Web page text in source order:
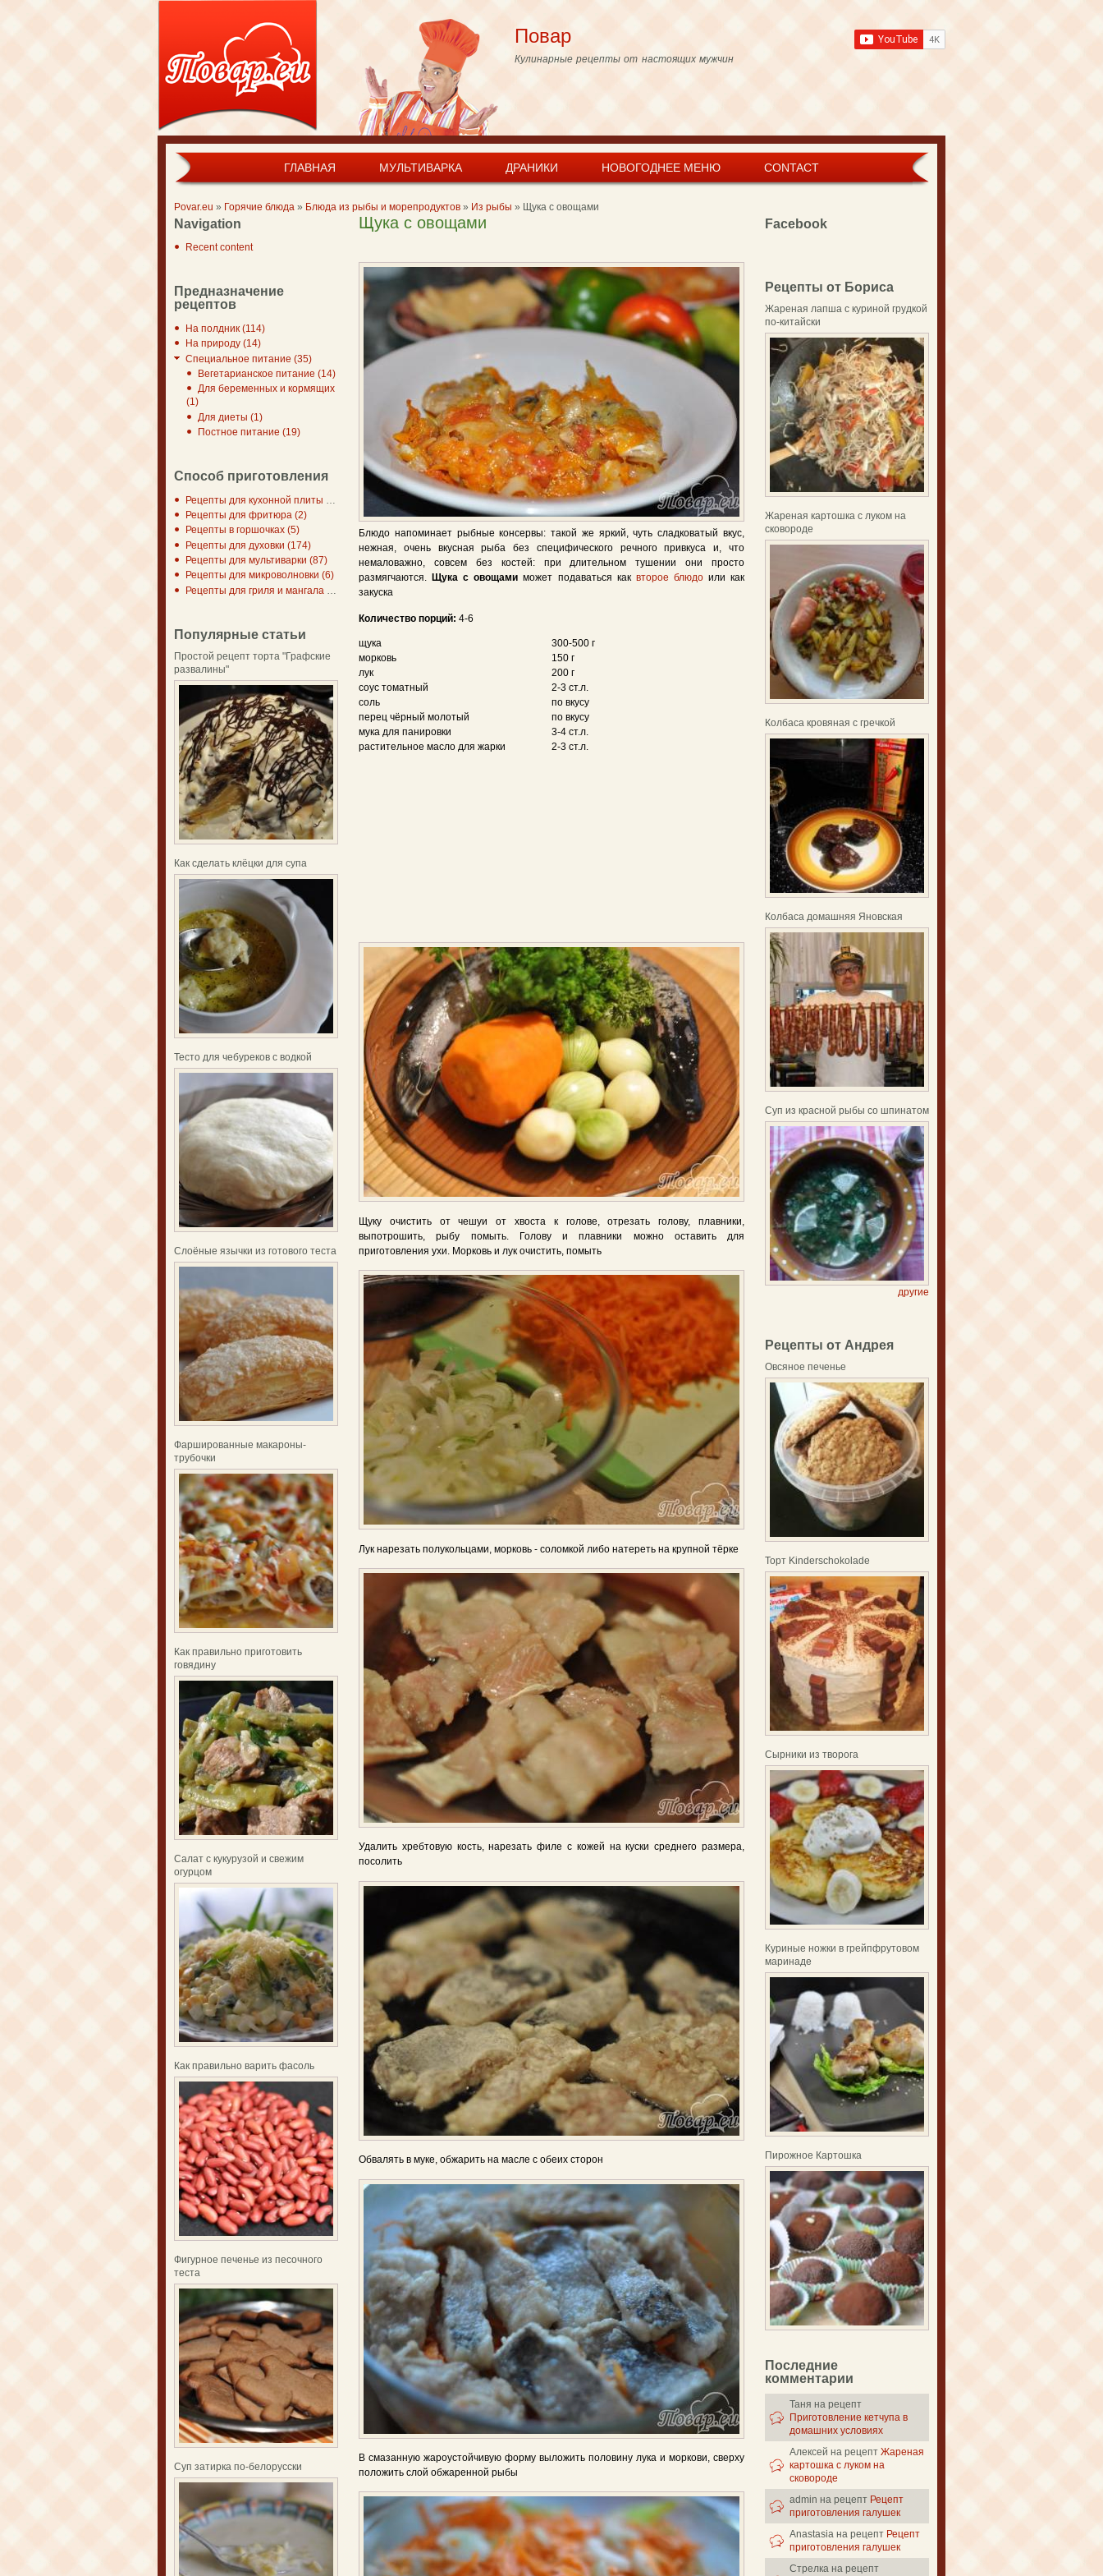
content
Повар
Кулинарные рецепты от настоящих мужчин
Main menu
ГЛАВНАЯ МУЛЬТИВАРКА ДРАНИКИ НОВОГОДНЕЕ МЕНЮ CONTACT
You are here
Povar.eu » Горячие блюда » Блюда из рыбы и морепродуктов » Из рыбы » Щука с овощами
Щука с овощами
Блюдо напоминает рыбные консервы: такой же яркий, чуть сладковатый вкус,
нежная, очень вкусная рыба без специфического речного привкуса и, что
немаловажно, совсем без костей: при длительном тушении они просто
размягчаются. Щука с овощами может подаваться как второе блюдоили как
закуска
Количество порций: 4-6
щука
300-500 г
морковь
150 г
лук
200 г
соус томатный
2-3 ст.л.
соль
по вкусу
перец чёрный молотый
по вкусу
мука для панировки
3-4 ст.л.
растительное масло для жарки
2-3 ст.л.
Щуку очистить от чешуи от хвоста к голове, отрезать голову, плавники,
выпотрошить, рыбу помыть. Голову и плавники можно оставить для
приготовления ухи. Морковь и лук очистить, помыть
Лук нарезать полукольцами, морковь - соломкой либо натереть на крупной тёрке
Удалить хребтовую кость, нарезать филе с кожей на куски среднего размера,
посолить
Обвалять в муке, обжарить на масле с обеих сторон
В смазанную жароустойчивую форму выложить половину лука и моркови, сверху
положить слой обжаренной рыбы
Navigation
Recent content
Предназначение
рецептов
На полдник (114)
На природу (14)
Специальное питание (35)
Вегетарианское питание (14)
Для беременных и кормящих
(1)
Для диеты (1)
Постное питание (19)
Способ приготовления
Рецепты для кухонной плиты (297)
Рецепты для фритюра (2)
Рецепты в горшочках (5)
Рецепты для духовки (174)
Рецепты для мультиварки (87)
Рецепты для микроволновки (6)
Рецепты для гриля и мангала (7)
Популярные статьи
Простой рецепт торта "Графские
развалины"
Как сделать клёцки для супа
Тесто для чебуреков с водкой
Слоёные язычки из готового теста
Фаршированные макароны-
трубочки
Как правильно приготовить
говядину
Салат с кукурузой и свежим
огурцом
Как правильно варить фасоль
Фигурное печенье из песочного
теста
Суп затирка по-белорусски
Facebook
Рецепты от Бориса
Жареная лапша с куриной грудкой
по-китайски
Жареная картошка с луком на
сковороде
Колбаса кровяная с гречкой
Колбаса домашняя Яновская
Суп из красной рыбы со шпинатом
другие
Рецепты от Андрея
Овсяное печенье
Торт Kinderschokolade
Сырники из творога
Куриные ножки в грейпфрутовом
маринаде
Пирожное Картошка
Последние
комментарии
Таня на рецепт
Приготовление кетчупа в
домашних условиях
Алексей на рецепт Жареная
картошка с луком на
сковороде
admin на рецепт Рецепт
приготовления галушек
Anastasia на рецепт Рецепт
приготовления галушек
Стрелка на рецепт